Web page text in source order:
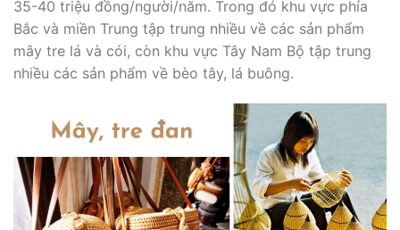
35-40 triệu đồng/người/năm. Trong đó khu vực phía
Bắc và miền Trung tập trung nhiều về các sản phẩm
mây tre lá và cói, còn khu vực Tây Nam Bộ tập trung
nhiều các sản phẩm về bèo tây, lá buông.